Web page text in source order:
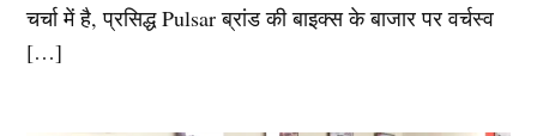
चर्चा में है, प्रसिद्ध Pulsar ब्रांड की बाइक्स के बाजार पर वर्चस्व
[…]